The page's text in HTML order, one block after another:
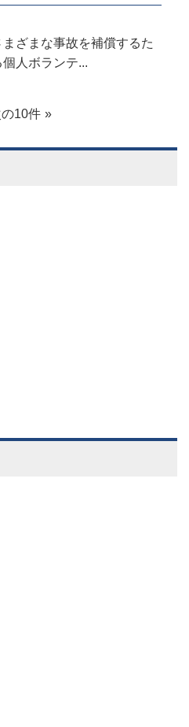
ざまな事故を補償するた
人ボランテ...
10件